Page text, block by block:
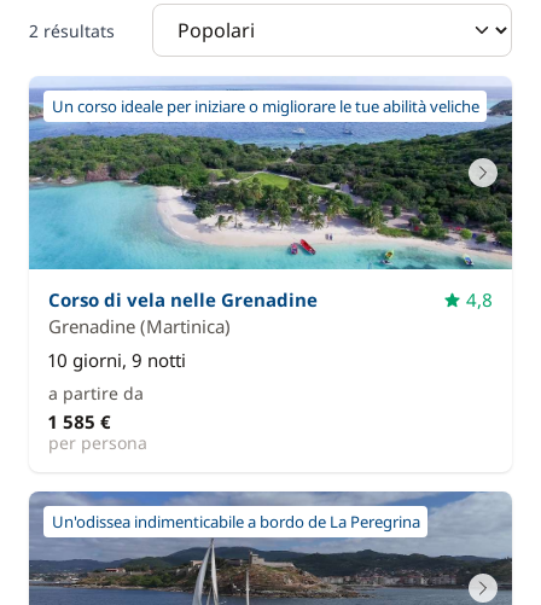
2 résultats
Un corso ideale per iniziare o migliorare le tue abilità veliche
Corso di vela nelle Grenadine
4,8
Grenadine (Martinica)
10 giorni, 9 notti
a partire da
1 585 €
per persona
Un'odissea indimenticabile a bordo de La Peregrina